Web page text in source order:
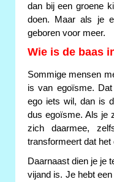
dan bij een groene
doen. Maar als je
geboren voor meer.
Wie is de baas
Sommige mensen
is van egoïsme.
ego iets wil, dan is
dus egoïsme. Als je
zich daarmee,
transformeert dat het
Daarnaast dien je je
vijand is. Je hebt